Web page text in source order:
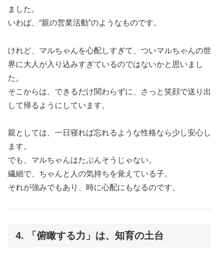
ました。
いわば、“親の営業活動”のようなものです。
けれど、マルちゃんを心配しすぎて、ついマルちゃんの世
界に大人が入り込みすぎているのではないかと思いまし
た。
そこからは、できるだけ関わらずに、さっと笑顔で送り出
して帰るようにしています。
親としては、一日寝れば忘れるような性格なら少し安心し
ます。
でも、マルちゃんはたぶんそうじゃない。
繊細で、ちゃんと人の気持ちを覚えている子。
それが強みでもあり、時に心配にもなるのです。
4. 「俯瞰する力」は、知育の土台